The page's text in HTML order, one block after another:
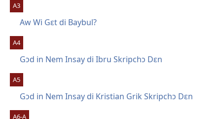
A3
Aw Wi Gɛt di Baybul?
A4
Gɔd in Nem Insay di Ibru Skripchɔ Dɛn
A5
Gɔd in Nem Insay di Kristian Grik Skripchɔ Dɛn
A6-A